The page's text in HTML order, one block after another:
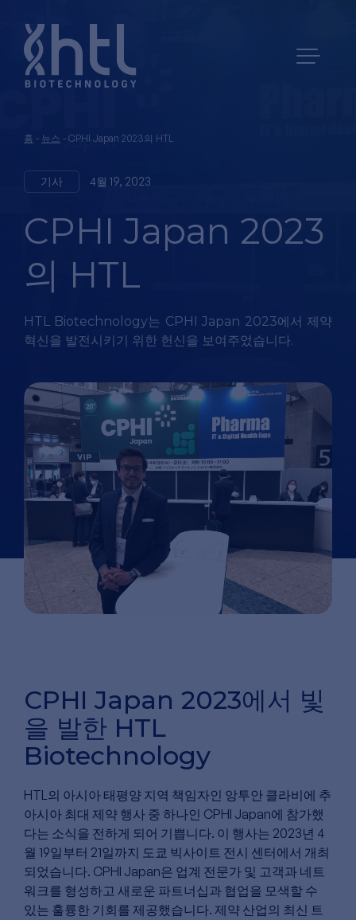
홈 - 뉴스 - CPHI Japan 2023의 HTL
기사 4월 19, 2023
CPHI Japan 2023
의 HTL
HTL Biotechnology는 CPHI Japan 2023에서 제약
혁신을 발전시키기 위한 헌신을 보여주었습니다.
CPHI Japan 2023에서 빛
을 발한 HTL
Biotechnology
HTL의 아시아 태평양 지역 책임자인 앙투안 클라비에 추
아시아 최대 제약 행사 중 하나인 CPHI Japan에 참가했
다는 소식을 전하게 되어 기쁩니다. 이 행사는 2023년 4
월 19일부터 21일까지 도쿄 빅사이트 전시 센터에서 개최
되었습니다. CPHI Japan은 업계 전문가 및 고객과 네트
워크를 형성하고 새로운 파트너십과 협업을 모색할 수
있는 훌륭한 기회를 제공했습니다. 제약 산업의 최신 트